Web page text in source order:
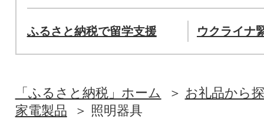
ふるさと納税で留学支援 ウクライナ
「ふるさと納税」ホーム
お礼品から
家電製品
照明器具